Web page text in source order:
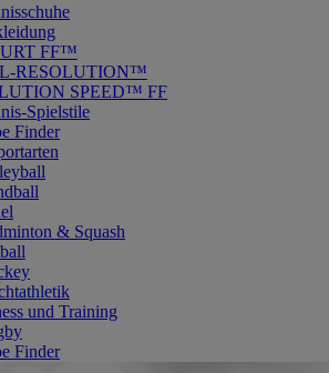
FF™
RESOLUTION™
SPEED™ FF
Spielstile
Finder
& Squash
und Training
Finder